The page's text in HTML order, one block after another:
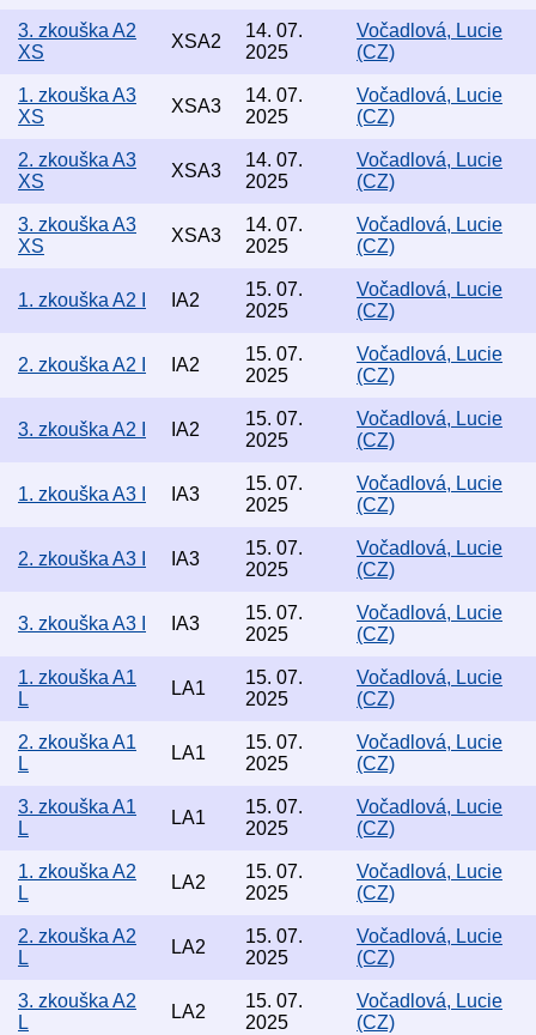
3. zkouška A2
XS
XSA2
14. 07.
2025
Vočadlová, Lucie
(CZ)
1. zkouška A3
XS
XSA3
14. 07.
2025
Vočadlová, Lucie
(CZ)
2. zkouška A3
XS
XSA3
14. 07.
2025
Vočadlová, Lucie
(CZ)
3. zkouška A3
XS
XSA3
14. 07.
2025
Vočadlová, Lucie
(CZ)
1. zkouška A2 I IA2
15. 07.
2025
Vočadlová, Lucie
(CZ)
2. zkouška A2 I IA2
15. 07.
2025
Vočadlová, Lucie
(CZ)
3. zkouška A2 I IA2
15. 07.
2025
Vočadlová, Lucie
(CZ)
1. zkouška A3 I IA3
15. 07.
2025
Vočadlová, Lucie
(CZ)
2. zkouška A3 I IA3
15. 07.
2025
Vočadlová, Lucie
(CZ)
3. zkouška A3 I IA3
15. 07.
2025
Vočadlová, Lucie
(CZ)
1. zkouška A1
L
LA1
15. 07.
2025
Vočadlová, Lucie
(CZ)
2. zkouška A1
L
LA1
15. 07.
2025
Vočadlová, Lucie
(CZ)
3. zkouška A1
L
LA1
15. 07.
2025
Vočadlová, Lucie
(CZ)
1. zkouška A2
L
LA2
15. 07.
2025
Vočadlová, Lucie
(CZ)
2. zkouška A2
L
LA2
15. 07.
2025
Vočadlová, Lucie
(CZ)
3. zkouška A2
L
LA2
15. 07.
2025
Vočadlová, Lucie
(CZ)